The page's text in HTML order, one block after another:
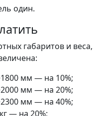
один.
габаритов и веса,
мм — на 10%;
мм — на 20%;
мм — на 40%;
— на 20%;